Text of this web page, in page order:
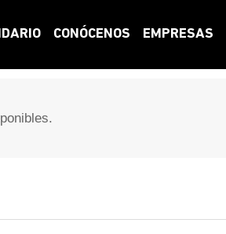
CONÓCENOS EMPRESAS